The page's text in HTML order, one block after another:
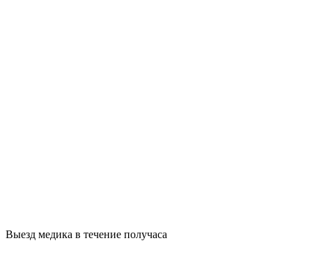
Выезд медика в течение получаса